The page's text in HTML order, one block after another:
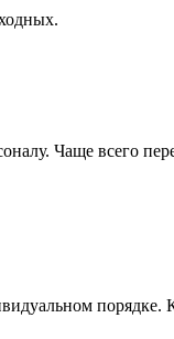
Чаще всего